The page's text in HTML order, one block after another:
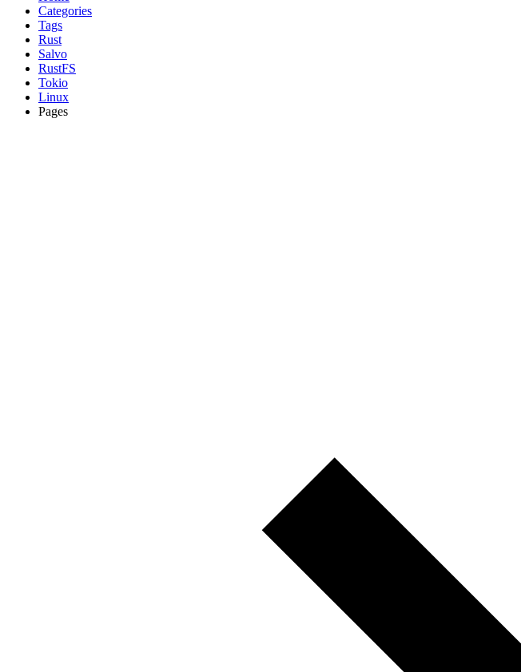
Categories
Tags
Rust
Salvo
RustFS
Tokio
Linux
Pages